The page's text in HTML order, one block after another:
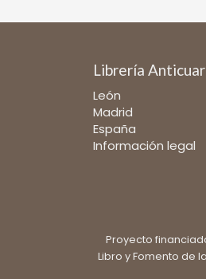
Librería
León
Madrid
España
Información legal
Proyecto
Libro y Fomento de